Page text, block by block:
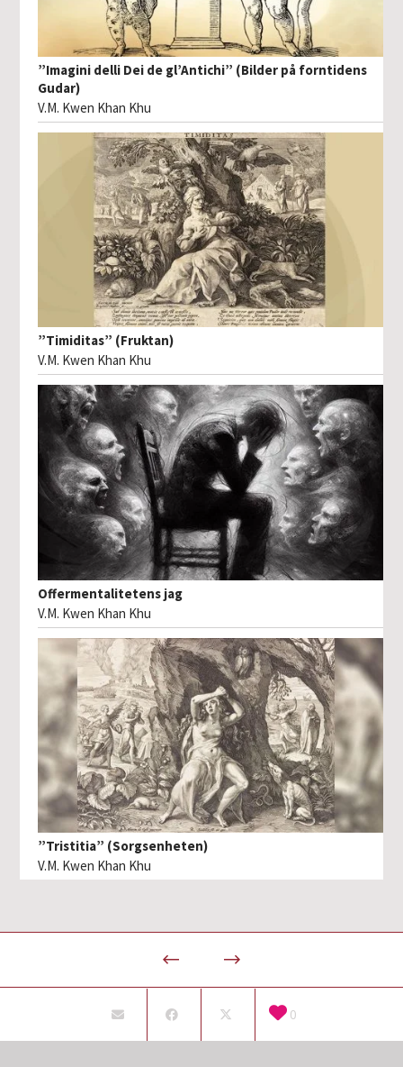
”Imagini delli Dei de gl’Antichi” (Bilder på forntidens
Gudar)
V.M. Kwen Khan Khu
”Timiditas” (Fruktan)
V.M. Kwen Khan Khu
Offermentalitetens jag
V.M. Kwen Khan Khu
”Tristitia” (Sorgsenheten)
V.M. Kwen Khan Khu
0